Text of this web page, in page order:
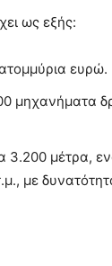
ως εξής:
ευρώ.
μηχανήματα
3.200 μέτρα,
με